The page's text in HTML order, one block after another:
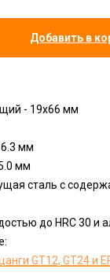
Добавить в
- 19x66 мм
мм
мм
сталь с
до HRC 30 и
GT12, GT24 и